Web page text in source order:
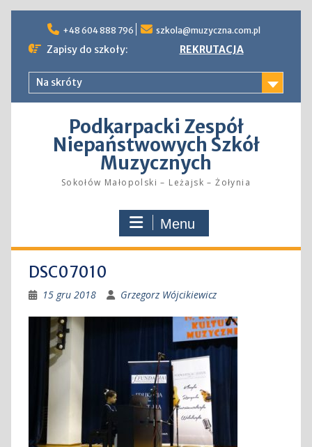
content
+48 604 888 796 szkola@muzyczna.com.pl
Zapisy do szkoły: REKRUTACJA
Na skróty
Podkarpacki Zespół
Niepaństwowych Szkół
Muzycznych
Sokołów Małopolski – Leżajsk – Żołynia
Menu
DSC07010
15 gru 2018 Grzegorz Wójcikiewicz